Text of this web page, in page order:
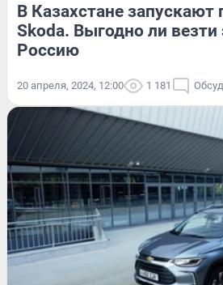
В Казахстане запускают
Skoda. Выгодно ли
Россию
20 апреля, 2024, 12:00 1 181